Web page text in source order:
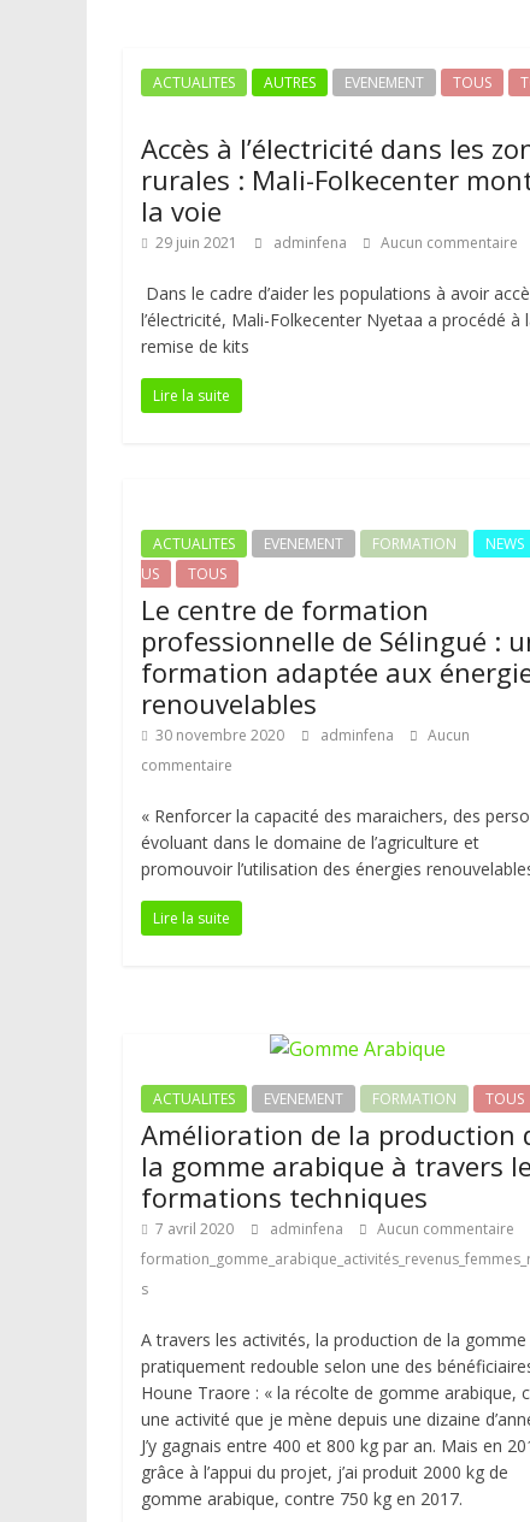
ACTUALITES AUTRES EVENEMENT TOUS
Accès à l’électricité dans les
rurales : Mali-Folkecenter
la voie
29 juin 2021 adminfena Aucun commentaire
Dans le cadre d’aider les populations à avoir
l’électricité, Mali-Folkecenter Nyetaa a procédé à
remise de kits
Lire la suite
ACTUALITES EVENEMENT FORMATION NEWS
US
TOUS
Le centre de formation
professionnelle de Sélingué :
formation adaptée aux
renouvelables
30 novembre 2020 adminfena
Aucun
commentaire
« Renforcer la capacité des maraichers, des
évoluant dans le domaine de l’agriculture et
promouvoir l’utilisation des énergies
Lire la suite
ACTUALITES EVENEMENT FORMATION TOUS
Amélioration de la production
la gomme arabique à travers
formations techniques
7 avril 2020 adminfena
Aucun commentaire
s
A travers les activités, la production de la gomme
pratiquement redouble selon une des
Houne Traore : « la récolte de gomme arabique,
une activité que je mène depuis une dizaine
J’y gagnais entre 400 et 800 kg par an. Mais en
grâce à l’appui du projet, j’ai produit 2000 kg de
gomme arabique, contre 750 kg en 2017.